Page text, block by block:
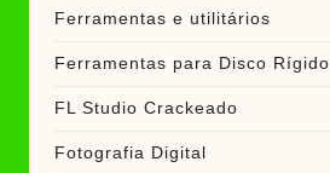
Ferramentas e utilitários
Ferramentas para Disco Rígido
FL Studio Crackeado
Fotografia Digital